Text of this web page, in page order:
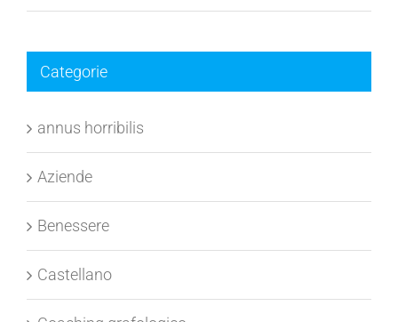
grafologica, Cristofanelli P. e A.
Categorie
annus horribilis
Aziende
Benessere
Castellano